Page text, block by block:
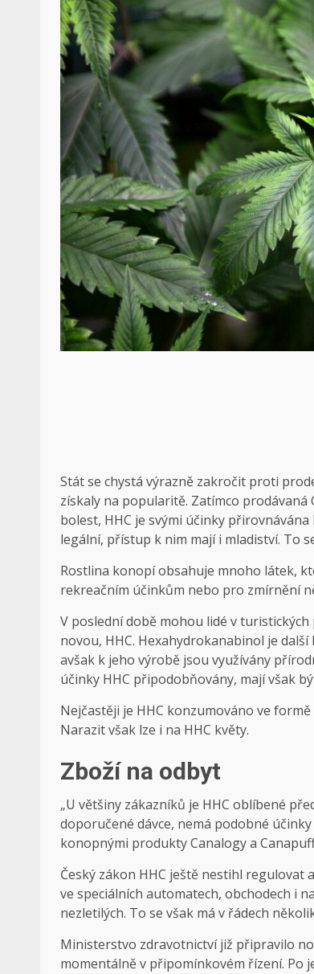
Stát se chystá výrazně zakročit proti
získaly na popularitě. Zatímco
bolest, HHC je svými účinky
legální, přístup k nim mají i mladiství. To
Rostlina konopí obsahuje mnoho látek,
rekreačním účinkům nebo pro zmírnění
V poslední době mohou lidé v
novou, HHC. Hexahydrokanabinol je
avšak k jeho výrobě jsou využívány
účinky HHC připodobňovány, mají však
Nejčastěji je HHC konzumováno ve
Narazit však lze i na HHC květy.
Zboží na odbyt
„U většiny zákazníků je HHC oblíbené
doporučené dávce, nemá podobné
konopnými produkty Canalogy a
Český zákon HHC ještě nestihl regulovat
ve speciálních automatech, obchodech i
nezletilých. To se však má v řádech
Ministerstvo zdravotnictví již připravilo
momentálně v připomínkovém řízení. Po